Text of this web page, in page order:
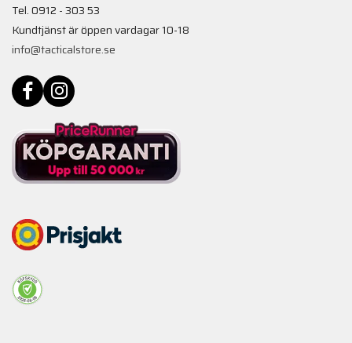
Tel. 0912 - 303 53
Kundtjänst är öppen vardagar 10-18
info@tacticalstore.se